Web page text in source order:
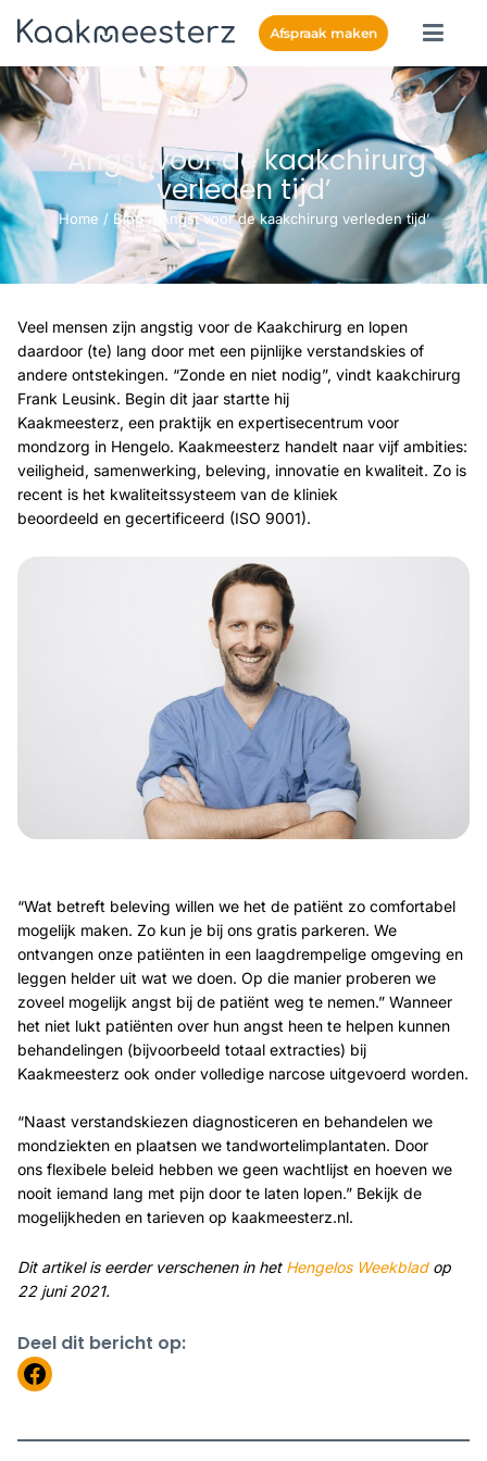
Afspraak maken
‘Angst voor de kaakchirurg
verleden tijd’
Home / Blog/ ‘Angst voor de kaakchirurg verleden tijd’
Veel mensen zijn angstig voor de Kaakchirurg en lopen
daardoor (te) lang door met een pijnlijke verstandskies of
andere ontstekingen. “Zonde en niet nodig”, vindt kaakchirurg
Frank Leusink. Begin dit jaar startte hij
Kaakmeesterz, een praktijk en expertisecentrum voor
mondzorg in Hengelo. Kaakmeesterz handelt naar vijf ambities:
veiligheid, samenwerking, beleving, innovatie en kwaliteit. Zo is
recent is het kwaliteitssysteem van de kliniek
beoordeeld en gecertificeerd (ISO 9001).
“Wat betreft beleving willen we het de patiënt zo comfortabel
mogelijk maken. Zo kun je bij ons gratis parkeren. We
ontvangen onze patiënten in een laagdrempelige omgeving en
leggen helder uit wat we doen. Op die manier proberen we
zoveel mogelijk angst bij de patiënt weg te nemen.” Wanneer
het niet lukt patiënten over hun angst heen te helpen kunnen
behandelingen (bijvoorbeeld totaal extracties) bij
Kaakmeesterz ook onder volledige narcose uitgevoerd worden.
“Naast verstandskiezen diagnosticeren en behandelen we
mondziekten en plaatsen we tandwortelimplantaten. Door
ons flexibele beleid hebben we geen wachtlijst en hoeven we
nooit iemand lang met pijn door te laten lopen.” Bekijk de
mogelijkheden en tarieven op kaakmeesterz.nl.
Dit artikel is eerder verschenen in het Hengelos Weekblad op
22 juni 2021.
Deel dit bericht op:
https://www.facebook.com